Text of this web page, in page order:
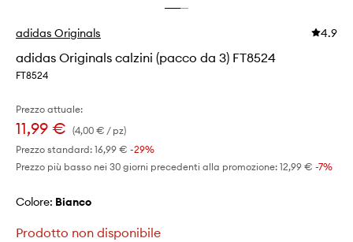
adidas Originals 4.9
adidas Originals calzini (pacco da 3) FT8524
FT8524
Prezzo attuale:
11,99 € (4,00 € / pz)
Prezzo standard: 16,99 € -29%
Prezzo più basso nei 30 giorni precedenti alla promozione: 12,99 € -7%
Colore: bianco
Prodotto non disponibile